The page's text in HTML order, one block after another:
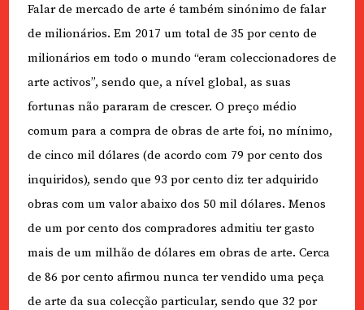
Falar de mercado de arte é também sinónimo de falar
de milionários. Em 2017 um total de 35 por cento de
milionários em todo o mundo “eram coleccionadores de
arte activos”, sendo que, a nível global, as suas
fortunas não pararam de crescer. O preço médio
comum para a compra de obras de arte foi, no mínimo,
de cinco mil dólares (de acordo com 79 por cento dos
inquiridos), sendo que 93 por cento diz ter adquirido
obras com um valor abaixo dos 50 mil dólares. Menos
de um por cento dos compradores admitiu ter gasto
mais de um milhão de dólares em obras de arte. Cerca
de 86 por cento afirmou nunca ter vendido uma peça
de arte da sua colecção particular, sendo que 32 por